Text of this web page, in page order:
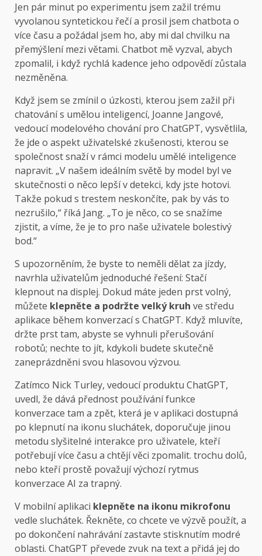
Jen pár minut po experimentu jsem zažil trému
vyvolanou syntetickou řečí a prosil jsem chatbota o
více času a požádal jsem ho, aby mi dal chvilku na
přemýšlení mezi větami. Chatbot mě vyzval, abych
zpomalil, i když rychlá kadence jeho odpovědí zůstala
nezměněna.
Když jsem se zmínil o úzkosti, kterou jsem zažil při
chatování s umělou inteligencí, Joanne Jangové,
vedoucí modelového chování pro ChatGPT, vysvětlila,
že jde o aspekt uživatelské zkušenosti, kterou se
společnost snaží v rámci modelu umělé inteligence
napravit. „V našem ideálním světě by model byl ve
skutečnosti o něco lepší v detekci, kdy jste hotovi.
Takže pokud s trestem neskončíte, pak by vás to
nezrušilo,“ říká Jang. „To je něco, co se snažíme
zjistit, a víme, že je to pro naše uživatele bolestivý
bod.“
S upozorněním, že byste to neměli dělat za jízdy,
navrhla uživatelům jednoduché řešení: Stačí
klepnout na displej. Dokud máte jeden prst volný,
můžete klepněte a podržte velký kruh ve středu
aplikace během konverzací s ChatGPT. Když mluvíte,
držte prst tam, abyste se vyhnuli přerušování
robotů; nechte to jít, kdykoli budete skutečně
zaneprázdněni svou hlasovou výzvou.
Zatímco Nick Turley, vedoucí produktu ChatGPT,
uvedl, že dává přednost používání funkce
konverzace tam a zpět, která je v aplikaci dostupná
po klepnutí na ikonu sluchátek, doporučuje jinou
metodu slyšitelné interakce pro uživatele, kteří
potřebují více času a chtějí věci zpomalit. trochu dolů,
nebo kteří prostě považují výchozí rytmus
konverzace AI za trapný.
V mobilní aplikaci klepněte na ikonu mikrofonu
vedle sluchátek. Řekněte, co chcete ve výzvě použít, a
po dokončení nahrávání zastavte stisknutím modré
oblasti. ChatGPT převede zvuk na text a přidá jej do